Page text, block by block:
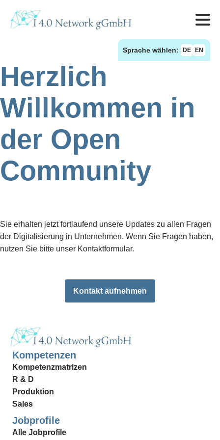
Sprache wählen: DE EN
Herzlich
Willkommen in
der Open
Community
Sie erhalten jetzt fortlaufend unsere Updates zu allen Fragen
der Digitalisierung in Unternehmen. Wenn Sie Fragen haben,
nutzen Sie bitte unser Kontaktformular.
Kontakt aufnehmen
Kompetenzen
Kompetenzmatrizen
R & D
Produktion
Sales
Jobprofile
Alle Jobprofile